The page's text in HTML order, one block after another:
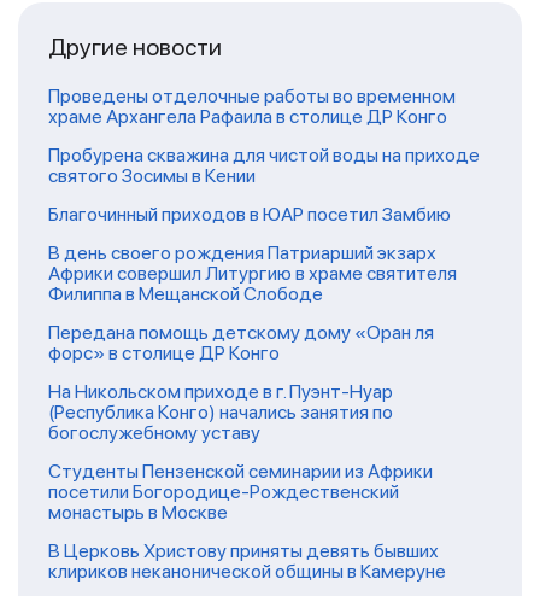
Другие новости
Проведены отделочные работы во временном
храме Архангела Рафаила в столице ДР Конго
Пробурена скважина для чистой воды на приходе
святого Зосимы в Кении
Благочинный приходов в ЮАР посетил Замбию
В день своего рождения Патриарший экзарх
Африки совершил Литургию в храме святителя
Филиппа в Мещанской Слободе
Передана помощь детскому дому «Оран ля
форс» в столице ДР Конго
На Никольском приходе в г. Пуэнт-Нуар
(Республика Конго) начались занятия по
богослужебному уставу
Студенты Пензенской семинарии из Африки
посетили Богородице-Рождественский
монастырь в Москве
В Церковь Христову приняты девять бывших
клириков неканонической общины в Камеруне